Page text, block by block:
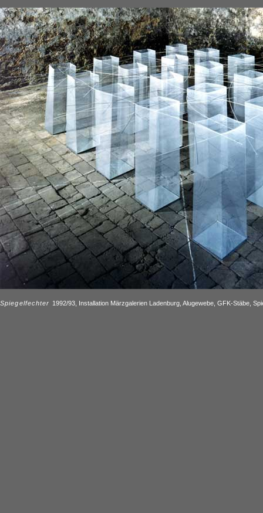
Spiegelfechter 1992/93, Installation Märzgalerien Ladenburg, Alugewebe, GFK-Stäbe,